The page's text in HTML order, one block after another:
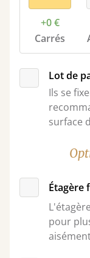
+0 €
Carrés
Lot de
Ils se
surface
Étagère
pour